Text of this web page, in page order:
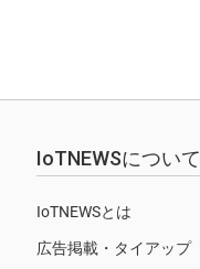
IoTNEWSについて
IoTNEWSとは
広告掲載・タイアップ